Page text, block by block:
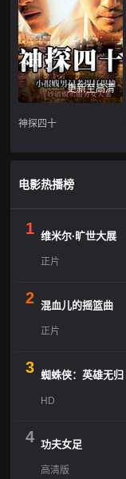
更新至高清
神探四十
电影热播榜
1 维米尔·旷世大展
正片
2 混血儿的摇篮曲
正片
3 蜘蛛侠：英雄无归
HD
4 功夫女足
高清版